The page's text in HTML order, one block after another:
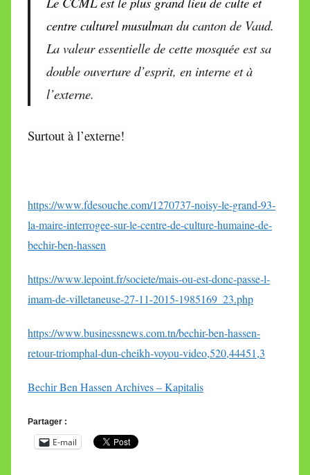
centre culturel musulman du canton de Vaud.
La valeur essentielle de cette mosquée est sa
double ouverture d’esprit, en interne et à
l’externe.
Surtout à l’externe!
https://www.fdesouche.com/1270737-noisy-le-grand-93-
la-maire-interrogee-sur-le-centre-de-culture-humaine-de-
bechir-ben-hassen
https://www.lepoint.fr/societe/mais-ou-est-donc-passe-l-
imam-de-villetaneuse-27-11-2015-1985169_23.php
https://www.businessnews.com.tn/bechir-ben-hassen-
retour-triomphal-dun-cheikh-voyou-video,520,44451,3
Bechir Ben Hassen Archives – Kapitalis
Partager :
E-mail